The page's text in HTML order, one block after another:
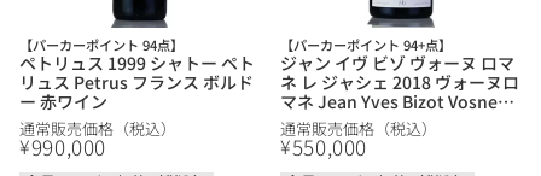
【パーカーポイント 94点】
ペトリュス 1999 シャトー ペト
リュス Petrus フランス ボルド
ー 赤ワイン
通常販売価格（税込）
¥990,000
【パーカーポイント 94+点】
ジャン イヴ ビゾ ヴォーヌ ロマ
ネ レ ジャシェ 2018 ヴォーヌロ
マネ Jean Yves Bizot Vosne
Romanee Les Jachees フラン
ス ブルゴーニュ 赤ワイン
通常販売価格（税込）
¥550,000